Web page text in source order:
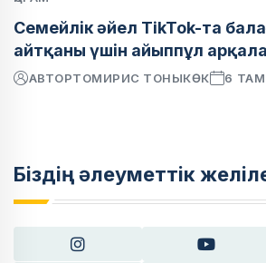
Семейлік әйел TikTok-та
айтқаны үшін айыппұл
АВТОРТОМИРИС ТОНЫКӨК 6
Біздің әлеуметтік